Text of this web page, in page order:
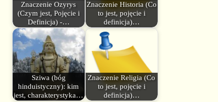
Znaczenie Ozyrys
(Czym jest, Pojęcie i
Definicja) -…
Znaczenie Historia (Co
to jest, pojęcie i
definicja)…
Sziwa (bóg
hinduistyczny): kim
jest, charakterystyka…
Znaczenie Religia (Co
to jest, pojęcie i
definicja)…